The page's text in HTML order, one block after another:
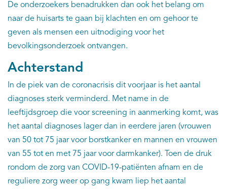
De onderzoekers benadrukken dan ook het belang om
naar de huisarts te gaan bij klachten en om gehoor te
geven als mensen een uitnodiging voor het
bevolkingsonderzoek ontvangen.
Achterstand
In de piek van de coronacrisis dit voorjaar is het aantal
diagnoses sterk verminderd. Met name in de
leeftijdsgroep die voor screening in aanmerking komt, was
het aantal diagnoses lager dan in eerdere jaren (vrouwen
van 50 tot 75 jaar voor borstkanker en mannen en vrouwen
van 55 tot en met 75 jaar voor darmkanker). Toen de druk
rondom de zorg van COVID-19-patiënten afnam en de
reguliere zorg weer op gang kwam liep het aantal